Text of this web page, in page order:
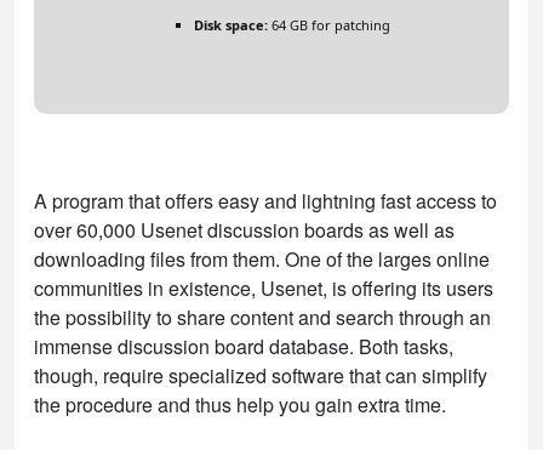
Disk space: 64 GB for patching
A program that offers easy and lightning fast access to
over 60,000 Usenet discussion boards as well as
downloading files from them. One of the larges online
communities in existence, Usenet, is offering its users
the possibility to share content and search through an
immense discussion board database. Both tasks,
though, require specialized software that can simplify
the procedure and thus help you gain extra time.